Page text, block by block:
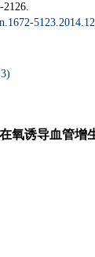
2126.
)
氧诱导血管增